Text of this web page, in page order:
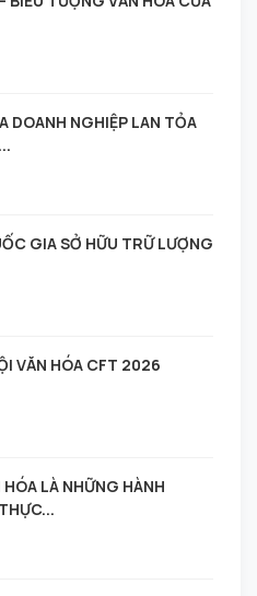
DOANH NGHIỆP LAN TỎA
GIA SỞ HỮU TRỮ LƯỢNG
VĂN HÓA CFT 2026
HÓA LÀ NHỮNG HÀNH